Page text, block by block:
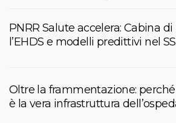
PNRR Salute accelera: Cabina
l’EHDS e modelli predittivi nel
Oltre la frammentazione:
è la vera infrastruttura